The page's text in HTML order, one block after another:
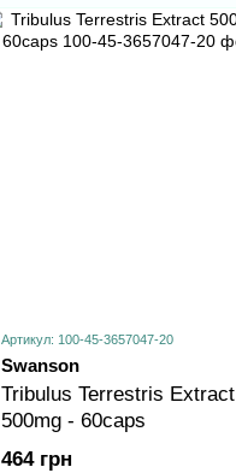
Артикул: 100-45-3657047-20
Swanson
Tribulus Terrestris Extract
500mg - 60caps
464 грн